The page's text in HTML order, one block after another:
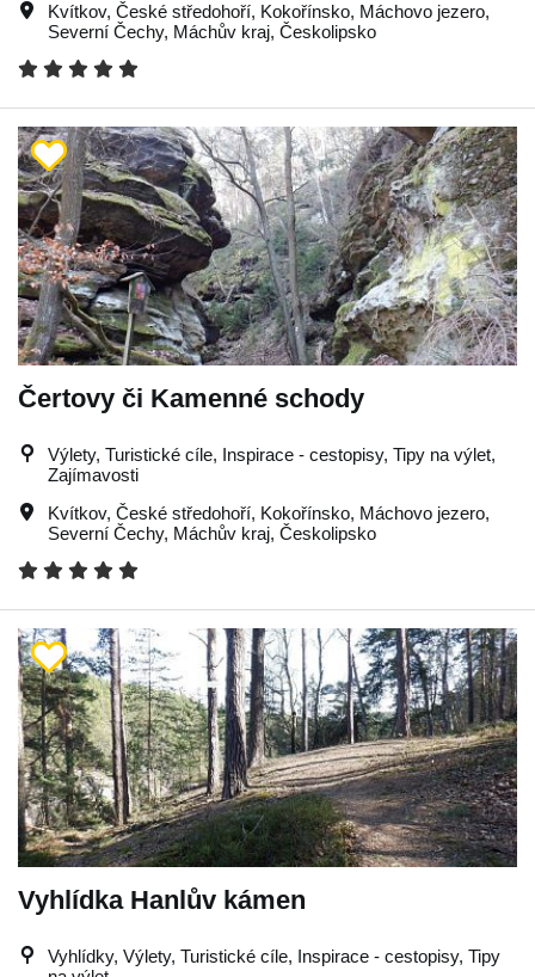
Kvítkov, České středohoří, Kokořínsko, Máchovo jezero,
Severní Čechy, Máchův kraj, Českolipsko
Čertovy či Kamenné schody
Výlety, Turistické cíle, Inspirace - cestopisy, Tipy na výlet,
Zajímavosti
Kvítkov, České středohoří, Kokořínsko, Máchovo jezero,
Severní Čechy, Máchův kraj, Českolipsko
Vyhlídka Hanlův kámen
Vyhlídky, Výlety, Turistické cíle, Inspirace - cestopisy, Tipy